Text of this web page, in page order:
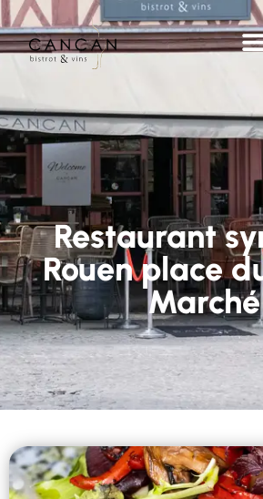
Restaurant
Rouen place
Marché